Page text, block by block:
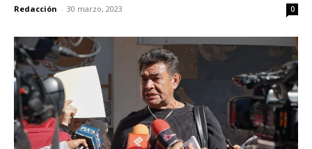
Redacción - 30 marzo, 2023 0